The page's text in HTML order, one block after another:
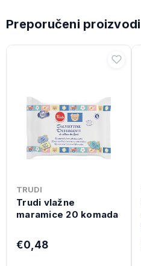
Preporučeni proizvodi
TRUDI
Trudi vlažne
maramice 20 komada
€0,48